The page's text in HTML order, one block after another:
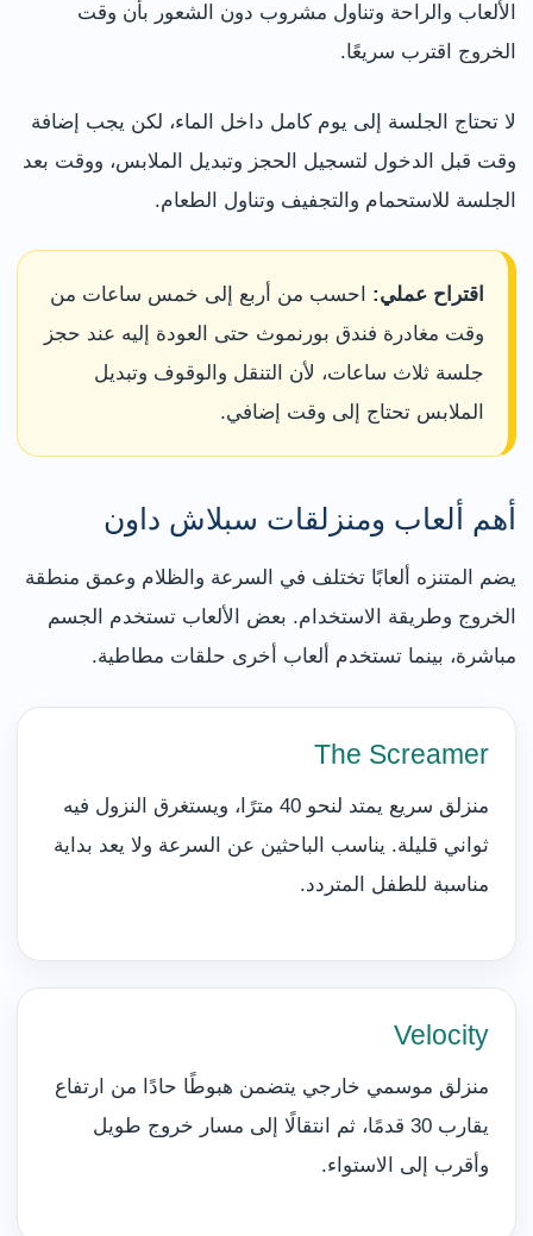
الألعاب والراحة وتناول مشروب دون الشعور بأن وقت
الخروج اقترب سريعًا.
لا تحتاج الجلسة إلى يوم كامل داخل الماء، لكن يجب إضافة
وقت قبل الدخول لتسجيل الحجز وتبديل الملابس، ووقت بعد
الجلسة للاستحمام والتجفيف وتناول الطعام.
اقتراح عملي: احسب من أربع إلى خمس ساعات من
وقت مغادرة فندق بورنموث حتى العودة إليه عند حجز
جلسة ثلاث ساعات، لأن التنقل والوقوف وتبديل
الملابس تحتاج إلى وقت إضافي.
أهم ألعاب ومنزلقات سبلاش داون
يضم المتنزه ألعابًا تختلف في السرعة والظلام وعمق منطقة
الخروج وطريقة الاستخدام. بعض الألعاب تستخدم الجسم
مباشرة، بينما تستخدم ألعاب أخرى حلقات مطاطية.
The Screamer
منزلق سريع يمتد لنحو 40 مترًا، ويستغرق النزول فيه
ثواني قليلة. يناسب الباحثين عن السرعة ولا يعد بداية
مناسبة للطفل المتردد.
Velocity
منزلق موسمي خارجي يتضمن هبوطًا حادًا من ارتفاع
يقارب 30 قدمًا، ثم انتقالًا إلى مسار خروج طويل
وأقرب إلى الاستواء.